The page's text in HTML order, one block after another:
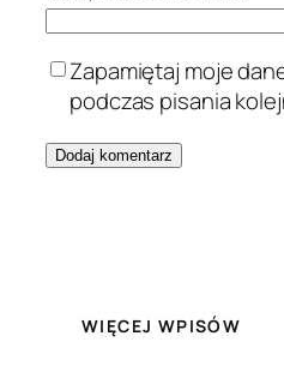
Zapamiętaj moje
podczas pisania
WIĘCEJ WPISÓW